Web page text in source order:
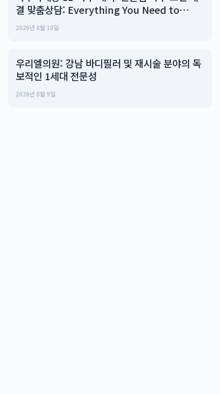
결 맞춤상담: Everything You Need to
Know
2026년 8월 10일
우리엘의원: 강남 바디필러 및 재시술 분야의 독
보적인 1세대 전문성
2026년 8월 9일